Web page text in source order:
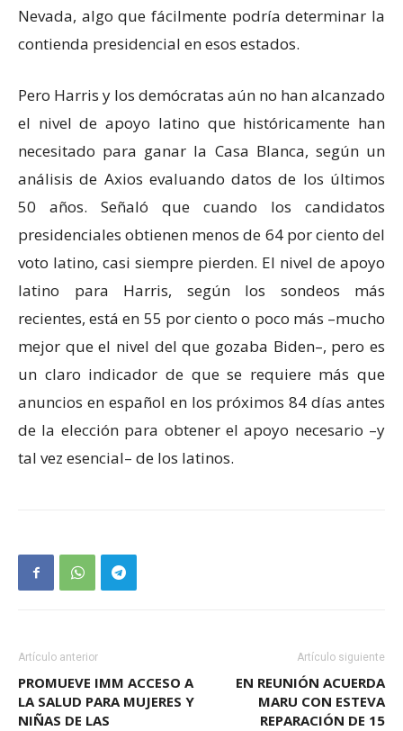
Nevada, algo que fácilmente podría determinar la
contienda presidencial en esos estados.
Pero Harris y los demócratas aún no han alcanzado
el nivel de apoyo latino que históricamente han
necesitado para ganar la Casa Blanca, según un
análisis de Axios evaluando datos de los últimos
50 años. Señaló que cuando los candidatos
presidenciales obtienen menos de 64 por ciento del
voto latino, casi siempre pierden. El nivel de apoyo
latino para Harris, según los sondeos más
recientes, está en 55 por ciento o poco más –mucho
mejor que el nivel del que gozaba Biden–, pero es
un claro indicador de que se requiere más que
anuncios en español en los próximos 84 días antes
de la elección para obtener el apoyo necesario –y
tal vez esencial– de los latinos.
Artículo anterior
PROMUEVE IMM ACCESO A
LA SALUD PARA MUJERES Y
NIÑAS DE LAS
Artículo siguiente
EN REUNIÓN ACUERDA
MARU CON ESTEVA
REPARACIÓN DE 15